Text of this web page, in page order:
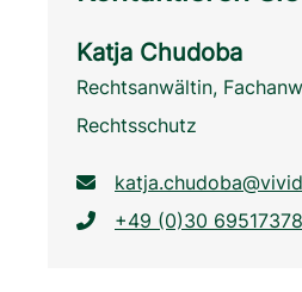
Katja Chudoba
Rechtsanwältin,
Rechtsschutz
+49 (0)30 69517378